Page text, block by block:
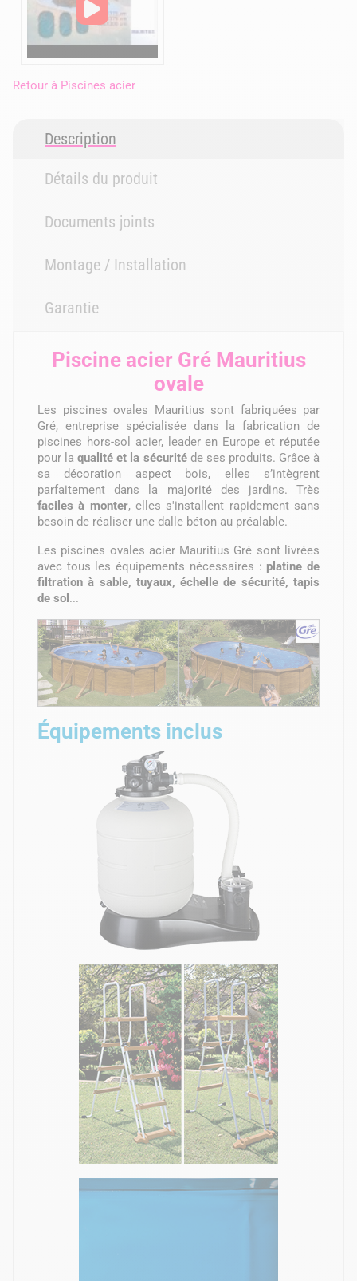
Retour à Piscines acier
Description
Détails du produit
Documents joints
Montage / Installation
Garantie
Piscine acier Gré Mauritius
ovale
Les piscines ovales Mauritius sont fabriquées par
Gré, entreprise spécialisée dans la fabrication de
piscines hors-sol acier, leader en Europe et réputée
pour laqualité et la sécuritéde ses produits. Grâce à
sa décoration aspect bois, elles s’intègrent
parfaitement dans la majorité des jardins. Très
faciles à monter, elles s'installent rapidement sans
besoin de réaliser une dalle béton au préalable.
Les piscines ovales acier Mauritius Gré sont livrées
avec tous les équipements nécessaires : platine de
filtration à sable, tuyaux, échelle de sécurité, tapis
de sol ...
Équipements inclus